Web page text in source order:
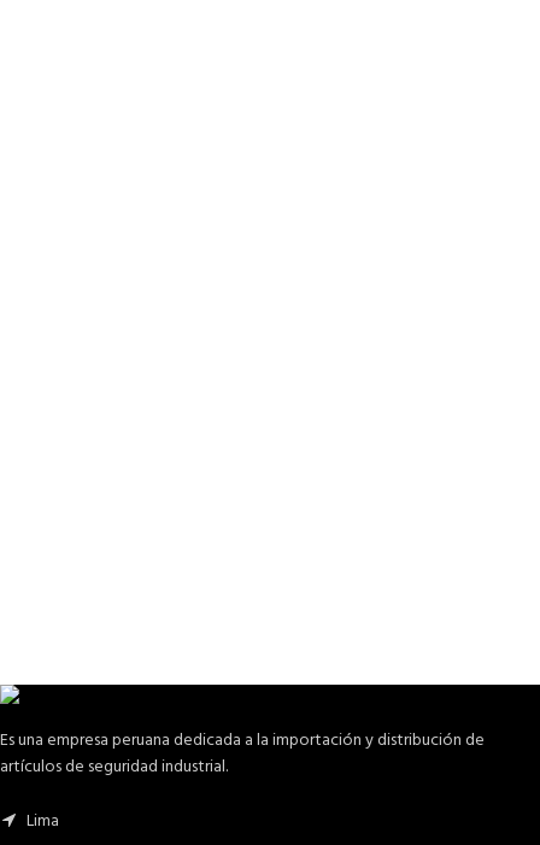
Es una empresa peruana dedicada a la importación y distribución de
artículos de seguridad industrial.
Lima